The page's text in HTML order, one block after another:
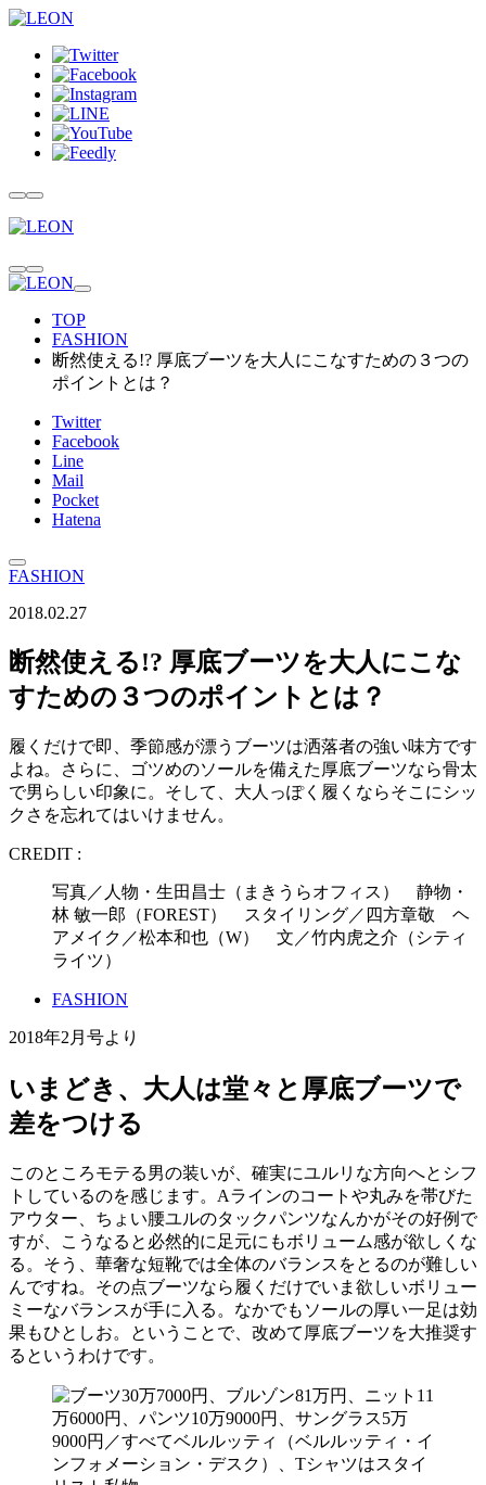
TOP
FASHION
断然使える!? 厚底ブーツを大人にこなすための３つの
ポイントとは？
Twitter
Facebook
Line
Mail
Pocket
Hatena
FASHION
2018.02.27
断然使える!? 厚底ブーツを大人にこな
すための３つのポイントとは？
履くだけで即、季節感が漂うブーツは洒落者の強い味方です
よね。さらに、ゴツめのソールを備えた厚底ブーツなら骨太
で男らしい印象に。そして、大人っぽく履くならそこにシッ
クさを忘れてはいけません。
CREDIT :
写真／人物・生田昌士（まきうらオフィス） 静物・
林 敏一郎（FOREST） スタイリング／四方章敬 ヘ
アメイク／松本和也（W） 文／竹内虎之介（シティ
ライツ）
FASHION
2018年2月号より
いまどき、大人は堂々と厚底ブーツで
差をつける
このところモテる男の装いが、確実にユルリな方向へとシフ
トしているのを感じます。Aラインのコートや丸みを帯びた
アウター、ちょい腰ユルのタックパンツなんかがその好例で
すが、こうなると必然的に足元にもボリューム感が欲しくな
る。そう、華奢な短靴では全体のバランスをとるのが難しい
んですね。その点ブーツなら履くだけでいま欲しいボリュー
ミーなバランスが手に入る。なかでもソールの厚い一足は効
果もひとしお。ということで、改めて厚底ブーツを大推奨す
るというわけです。